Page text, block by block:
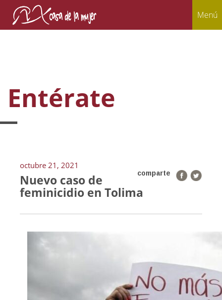
Menú
Entérate
octubre 21, 2021
comparte
Nuevo caso de
feminicidio en Tolima